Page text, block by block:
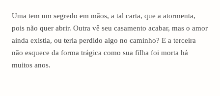
Uma tem um segredo em mãos, a tal carta, que a atormenta,
pois não quer abrir. Outra vê seu casamento acabar, mas o amor
ainda existia, ou teria perdido algo no caminho? E a terceira
não esquece da forma trágica como sua filha foi morta há
muitos anos.